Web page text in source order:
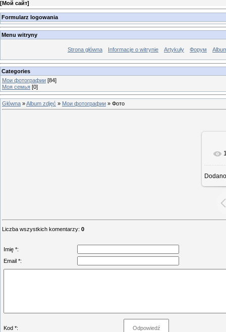
[Мой сайт]
Formularz logowania
Menu witryny
Strona główna Informacje o witrynie Artykuły Форум
Categories
Мои фотографии [84]
Моя семья [0]
Główna »Album zdjęć » Мои фотографии » Фото
Dodano
Liczba wszystkich komentarzy: 0
Imię *:
Email *:
Kod *: